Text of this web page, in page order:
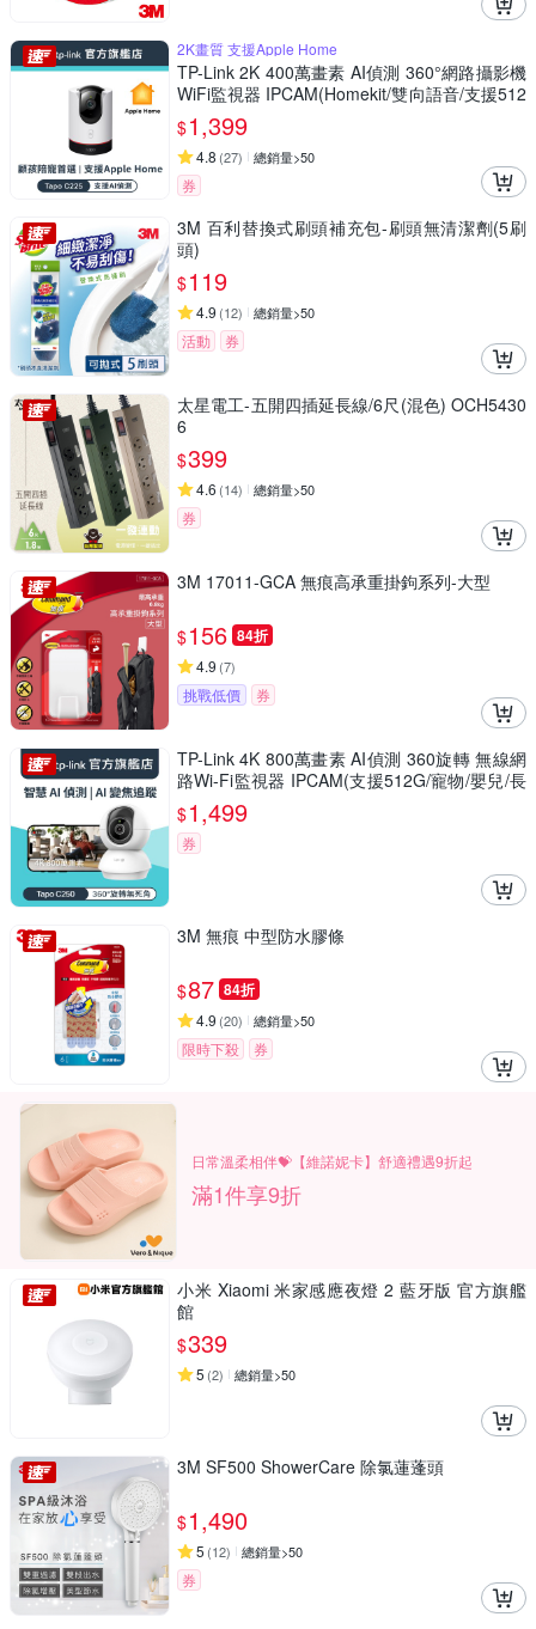
2K畫質 支援Apple Home
TP-Link 2K 400萬畫素 AI偵測 360°網路攝影機
WiFi監視器 IPCAM(Homekit/雙向語音/支援512
G//Tapo C225)
$1,399
4.8 (27) 總銷量>50
券
3M 百利替換式刷頭補充包-刷頭無清潔劑(5刷
頭)
$119
4.9 (12) 總銷量>50
活動 券
太星電工-五開四插延長線/6尺(混色) OCH5430
6
$399
4.6 (14) 總銷量>50
券
3M 17011-GCA 無痕高承重掛鉤系列-大型
$156 84折
4.9 (7)
挑戰低價 券
TP-Link 4K 800萬畫素 AI偵測 360旋轉 無線網
路Wi-Fi監視器 IPCAM(支援512G/寵物/嬰兒/長
輩/Tapo C250)
$1,499
券
3M 無痕 中型防水膠條
$87 84折
4.9 (20) 總銷量>50
限時下殺 券
日常溫柔相伴💝【維諾妮卡】舒適禮遇9折起
滿1件享9折
小米 Xiaomi 米家感應夜燈 2 藍牙版 官方旗艦
館
$339
5 (2) 總銷量>50
3M SF500 ShowerCare 除氯蓮蓬頭
$1,490
5 (12) 總銷量>50
券